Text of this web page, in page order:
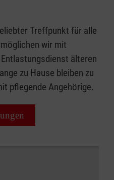
Treffpunkt für alle
wir mit
älteren
zu Hause bleiben zu
pflegende Angehörige.